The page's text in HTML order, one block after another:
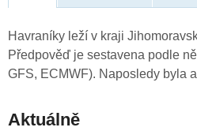
Havraníky leží v kraji
Předpověď je sestavena podle
GFS, ECMWF). Naposledy byla
Aktuálně